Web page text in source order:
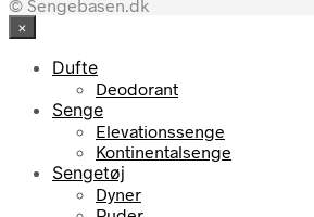
pris
© Sengebasen.dk
×
Dufte
Deodorant
Senge
Elevationssenge
Kontinentalsenge
Sengetøj
Dyner